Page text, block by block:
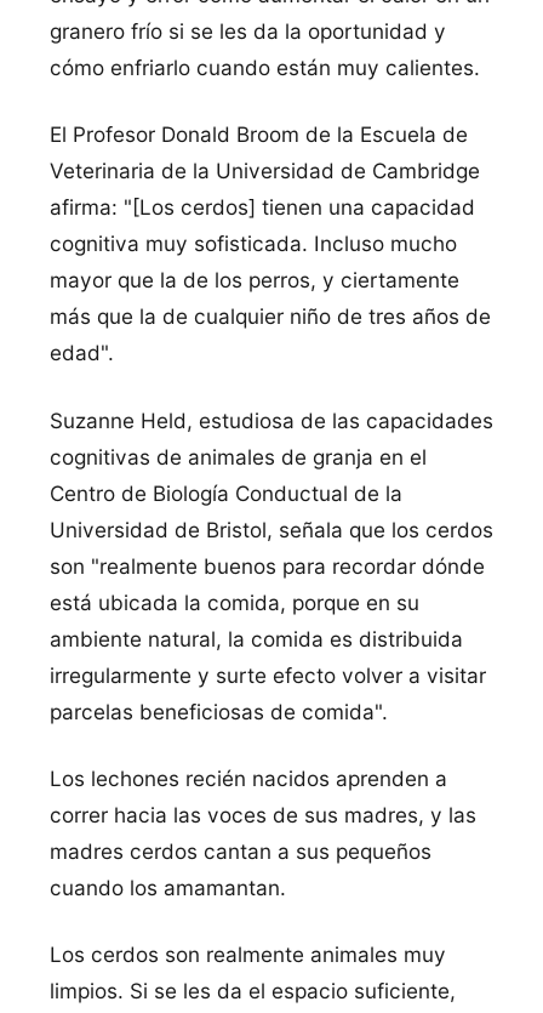
granero frí­o si se les da la oportunidad y
cómo enfriarlo cuando están muy calientes.
El Profesor Donald Broom de la Escuela de
Veterinaria de la Universidad de Cambridge
afirma: "[Los cerdos] tienen una capacidad
cognitiva muy sofisticada. Incluso mucho
mayor que la de los perros, y ciertamente
más que la de cualquier niño de tres años de
edad".
Suzanne Held, estudiosa de las capacidades
cognitivas de animales de granja en el
Centro de Biologí­a Conductual de la
Universidad de Bristol, señala que los cerdos
son "realmente buenos para recordar dónde
está ubicada la comida, porque en su
ambiente natural, la comida es distribuida
irregularmente y surte efecto volver a visitar
parcelas beneficiosas de comida".
Los lechones recién nacidos aprenden a
correr hacia las voces de sus madres, y las
madres cerdos cantan a sus pequeños
cuando los amamantan.
Los cerdos son realmente animales muy
limpios. Si se les da el espacio suficiente,